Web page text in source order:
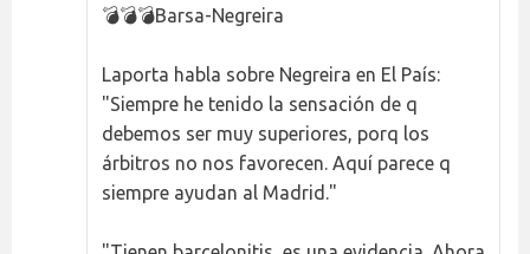
💣💣💣Barsa-Negreira
Laporta habla sobre Negreira en El País:
"Siempre he tenido la sensación de q
debemos ser muy superiores, porq los
árbitros no nos favorecen. Aquí parece q
siempre ayudan al Madrid."